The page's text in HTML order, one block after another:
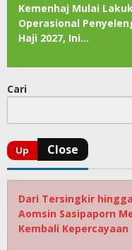
Kemenhaj Mulai
Operasional
Haji 2027, Ini…
Cari
Dari Tersingkir hingga
Aomsin Sasipaporn
Kembali